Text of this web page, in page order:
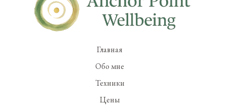
Главная
Обо мне
Техники
Цены